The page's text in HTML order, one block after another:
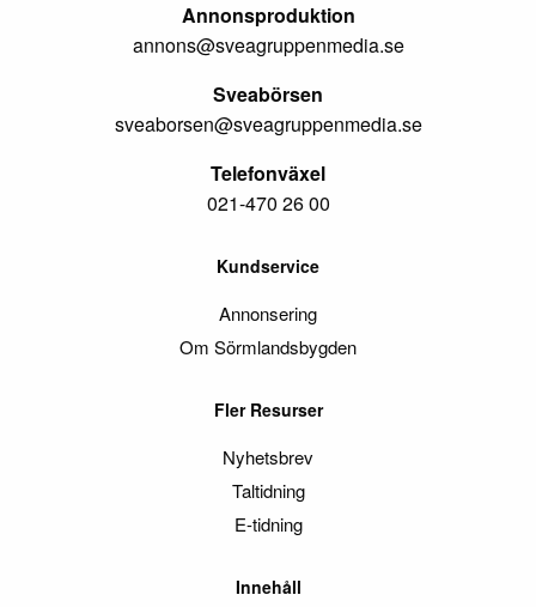
Annonsproduktion
annons@sveagruppenmedia.se
Sveabörsen
sveaborsen@sveagruppenmedia.se
Telefonväxel
021-470 26 00
Kundservice
Annonsering
Om Sörmlandsbygden
Fler Resurser
Nyhetsbrev
Taltidning
E-tidning
Innehåll